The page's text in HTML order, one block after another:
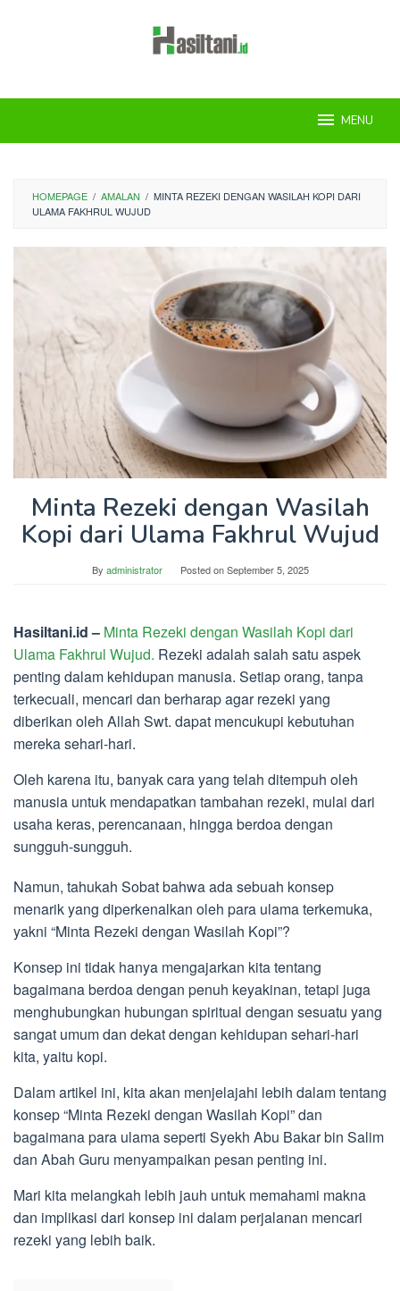
MENU
HOMEPAGE / AMALAN / MINTA REZEKI DENGAN WASILAH KOPI DARI
ULAMA FAKHRUL WUJUD
Minta Rezeki dengan Wasilah
Kopi dari Ulama Fakhrul Wujud
By administrator Posted onSeptember 5, 2025
Hasiltani.id – Minta Rezeki dengan Wasilah Kopi dari
Ulama Fakhrul Wujud. Rezeki adalah salah satu aspek
penting dalam kehidupan manusia. Setiap orang, tanpa
terkecuali, mencari dan berharap agar rezeki yang
diberikan oleh Allah Swt. dapat mencukupi kebutuhan
mereka sehari-hari.
Oleh karena itu, banyak cara yang telah ditempuh oleh
manusia untuk mendapatkan tambahan rezeki, mulai dari
usaha keras, perencanaan, hingga berdoa dengan
sungguh-sungguh.
Namun, tahukah Sobat bahwa ada sebuah konsep
menarik yang diperkenalkan oleh para ulama terkemuka,
yakni “Minta Rezeki dengan Wasilah Kopi”?
Konsep ini tidak hanya mengajarkan kita tentang
bagaimana berdoa dengan penuh keyakinan, tetapi juga
menghubungkan hubungan spiritual dengan sesuatu yang
sangat umum dan dekat dengan kehidupan sehari-hari
kita, yaitu kopi.
Dalam artikel ini, kita akan menjelajahi lebih dalam tentang
konsep “Minta Rezeki dengan Wasilah Kopi” dan
bagaimana para ulama seperti Syekh Abu Bakar bin Salim
dan Abah Guru menyampaikan pesan penting ini.
Mari kita melangkah lebih jauh untuk memahami makna
dan implikasi dari konsep ini dalam perjalanan mencari
rezeki yang lebih baik.